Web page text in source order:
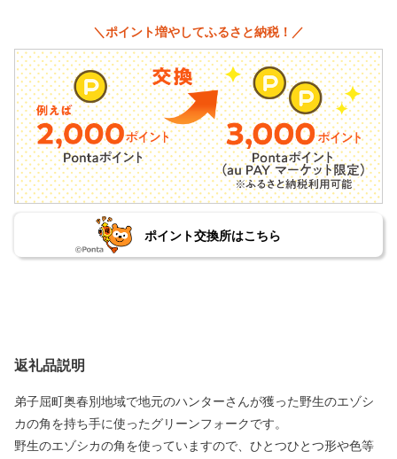
＼ポイント増やしてふるさと納税！／
ポイント交換所はこちら
返礼品説明
弟子屈町奥春別地域で地元のハンターさんが獲った野生のエゾシ
カの角を持ち手に使ったグリーンフォークです。
野生のエゾシカの角を使っていますので、ひとつひとつ形や色等